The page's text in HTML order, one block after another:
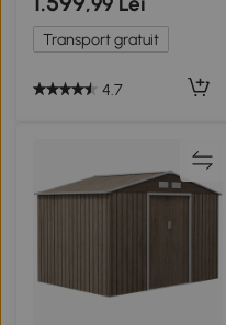
Transport gratuit
4.7